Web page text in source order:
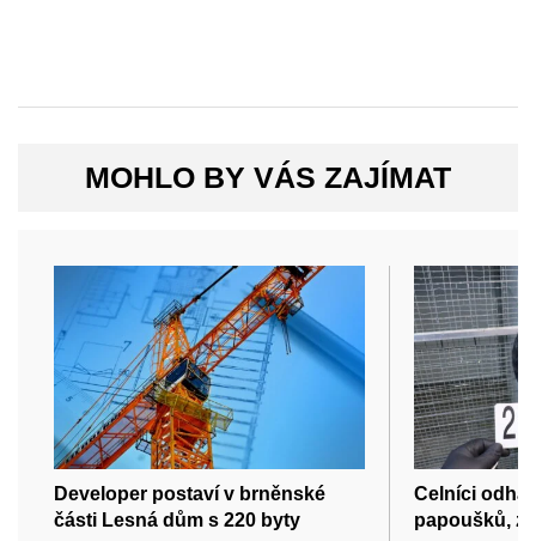
MOHLO BY VÁS ZAJÍMAT
Developer postaví v brněnské
části Lesná dům s 220 byty
Celníci
papoušků,